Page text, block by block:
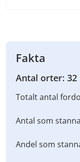
Fakta
Antal orter: 32
Totalt antal
Antal som
Andel som